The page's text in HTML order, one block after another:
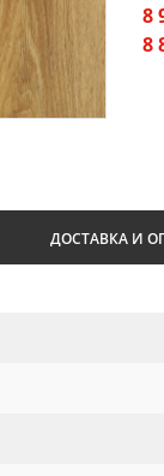
8
8
ДОСТАВКА И